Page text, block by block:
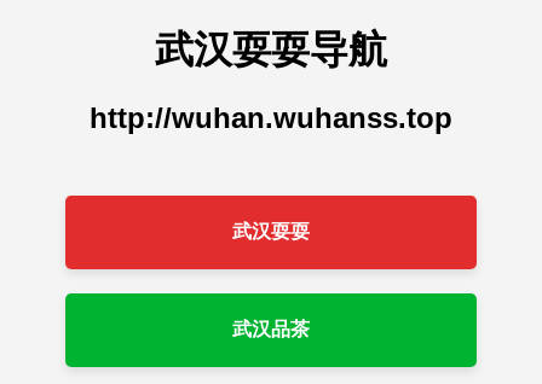
武汉耍耍导航
http://wuhan.wuhanss.top
武汉耍耍
武汉品茶